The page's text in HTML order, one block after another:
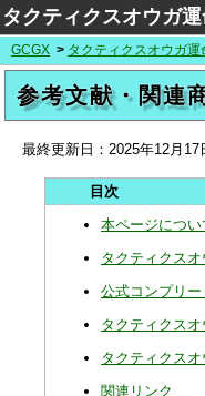
タクティクスオウガ
GCGX タクティクスオウガ運
参考文献・関連
最終更新日： 2025年12月17
本ページについ
タクティクス
公式コンプリー
タクティクス
タクティクス
関連リンク